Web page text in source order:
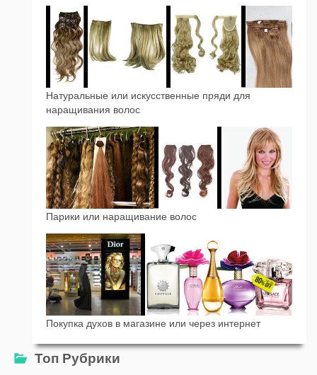
Натуральные или искусственные пряди для
наращивания волос
Парики или наращивание волос
Покупка духов в магазине или через интернет
Топ Рубрики